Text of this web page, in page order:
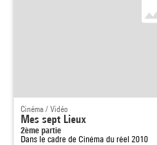
Cinéma / Vidéo
Mes sept Lieux
2ème partie
Dans le cadre de Cinéma du réel 2010